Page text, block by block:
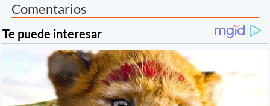
Comentarios